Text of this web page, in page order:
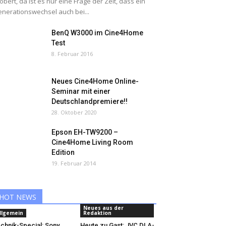
auch bei...
BenQ W3000 im Cine4Home
Test
8. Februar 2016
Neues Cine4Home Online-
Seminar mit einer
Deutschlandpremiere!!
28. Oktober 2020
Epson EH-TW9200 –
Cine4Home Living Room
Edition
19. Februar 2014
HOT NEWS
Neues aus der
Redaktion